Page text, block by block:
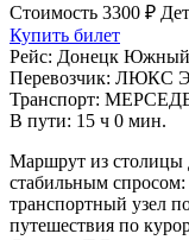
Стоимость 3300 ₽
Купить билет
Рейс: Донецк Южный
Перевозчик:
Транспорт:
В пути: 15 ч 0 мин.
Маршрут из столицы
стабильным
транспортный узел
путешествия по